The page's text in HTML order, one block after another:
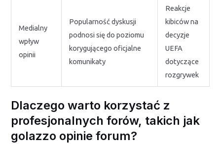
Medialny
wpływ
opinii
Popularność dyskusji
podnosi się do poziomu
korygującego oficjalne
komunikaty
Reakcje
kibiców na
decyzje
UEFA
dotyczące
rozgrywek
Dlaczego warto korzystać z
profesjonalnych forów, takich jak
golazzo opinie forum?